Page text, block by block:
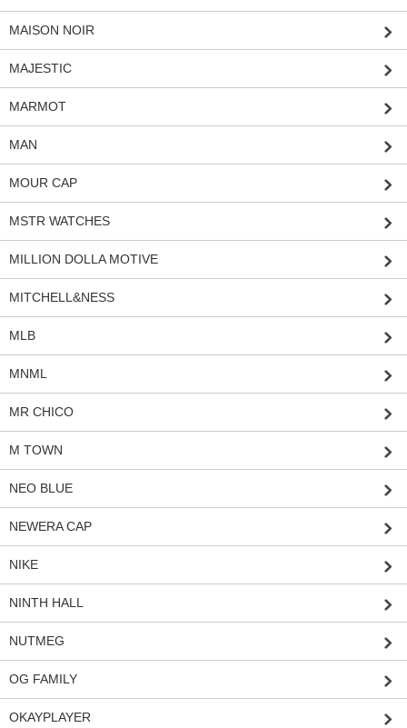
MAISON NOIR
MAJESTIC
MARMOT
MAN
MOUR CAP
MSTR WATCHES
MILLION DOLLA MOTIVE
MITCHELL&NESS
MLB
MNML
MR CHICO
M TOWN
NEO BLUE
NEWERA CAP
NIKE
NINTH HALL
NUTMEG
OG FAMILY
OKAYPLAYER